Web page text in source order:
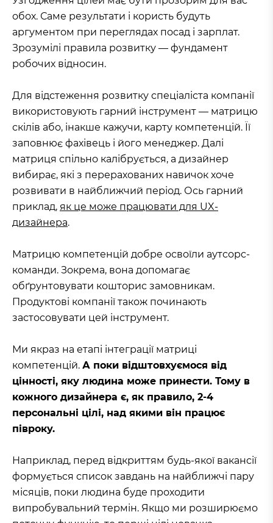
обох. Саме результати і користь будуть
аргументом при переглядах посад і зарплат.
Зрозумілі правила розвитку — фундамент
робочих відносин.
Для відстеження розвитку спеціаліста компанії
використовують гарний інструмент — матрицю
скілів або, інакше кажучи, карту компетенцій. Її
заповнює фахівець і його менеджер. Далі
матриця спільно калібрується, а дизайнер
вибирає, які з перерахованих навичок хоче
розвивати в найближчий період. Ось гарний
приклад, як це може працювати для UX-
дизайнера.
Матрицю компетенцій добре освоїли аутсорс-
команди. Зокрема, вона допомагає
обґрунтовувати кошторис замовникам.
Продуктові компанії також починають
застосовувати цей інструмент.
Ми якраз на етапі інтеграції матриці
компетенцій. А поки відштовхуємося від
цінності, яку людина може принести. Тому в
кожного дизайнера є, як правило, 2-4
персональні цілі, над якими він працює
півроку.
Наприклад, перед відкриттям будь-якої вакансії
формується список завдань на найближчі пару
місяців, поки людина буде проходити
випробувальний термін. Якщо ми розширюємо